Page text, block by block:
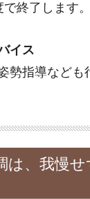
終了します。
イス
勢指導なども
は、我慢